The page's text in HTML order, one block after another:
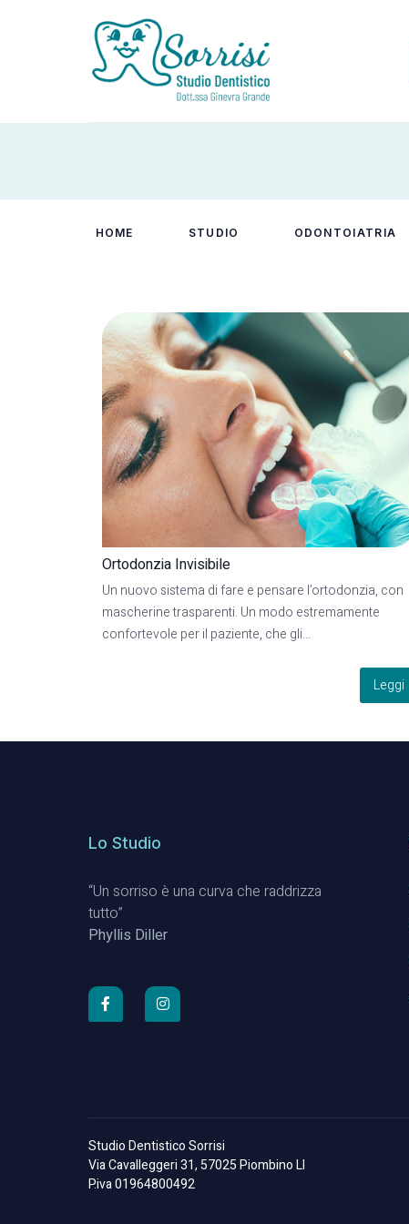
HOME STUDIO ODONTOIATRIA
Ortodonzia Invisibile
Un nuovo sistema di fare e pensare l’ortodonzia, con
mascherine trasparenti. Un modo estremamente
confortevole per il paziente, che gli...
Leggi
Lo Studio
“Un sorriso è una curva che raddrizza
tutto”
Phyllis Diller
Studio Dentistico Sorrisi
Via Cavalleggeri 31, 57025 Piombino LI
P.iva 01964800492